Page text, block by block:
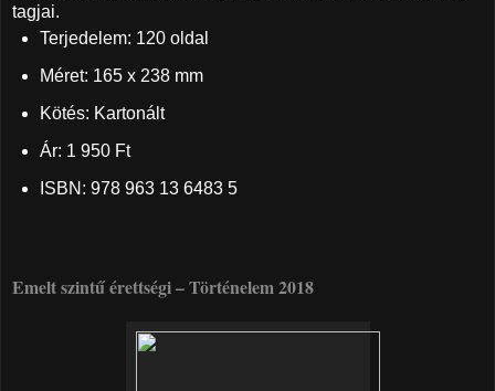
tagjai.
Terjedelem: 120 oldal
Méret: 165 x 238 mm
Kötés: Kartonált
Ár: 1 950 Ft
ISBN: 978 963 13 6483 5
Emelt szintű érettségi – Történelem 2018